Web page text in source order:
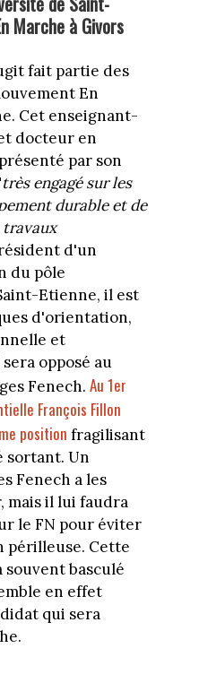
Marche à Givors
fait partie des
En
Cet enseignant-
docteur en
par son
très engagé sur les
durable et de
travaux
d'un
du pôle
Etienne, il est
d'orientation,
et
opposé au
Fenech. Au 1er
François Fillon
position fragilisant
sortant. Un
Fenech a les
mais il lui faudra
le FN pour éviter
périlleuse. Cette
basculé
en effet
qui sera